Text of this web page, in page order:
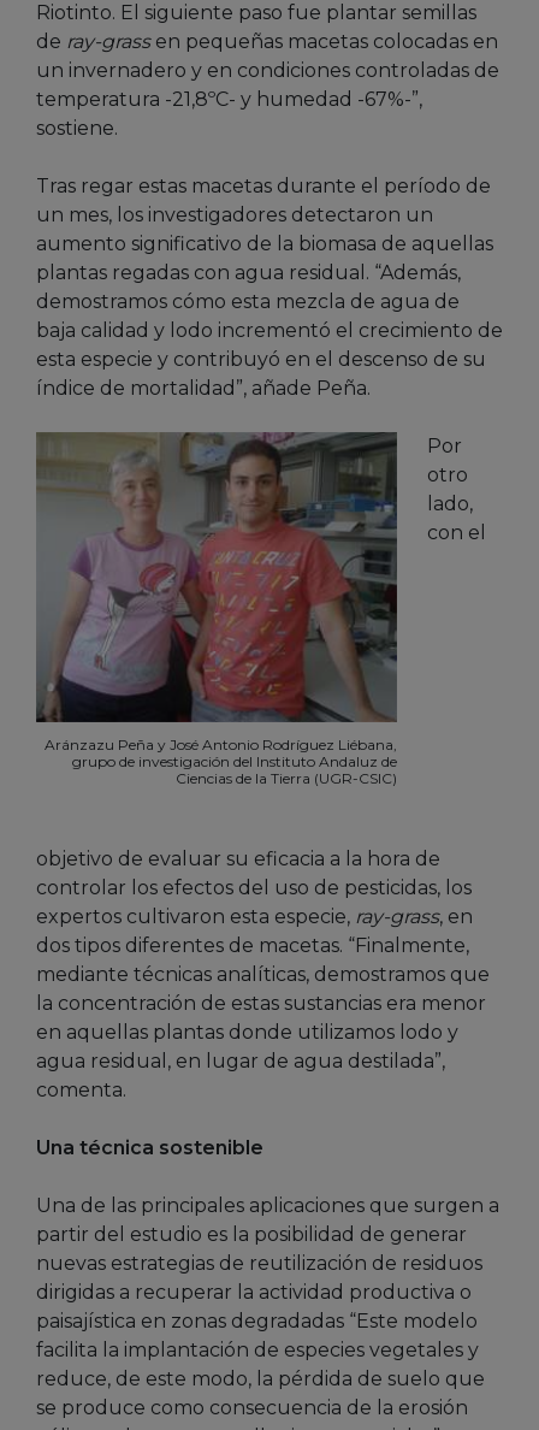
Riotinto. El siguiente paso fue plantar semillas
de ray-grassen pequeñas macetas colocadas en
un invernadero y en condiciones controladas de
temperatura -21,8ºC- y humedad -67%-”,
sostiene.
Tras regar estas macetas durante el período de
un mes, los investigadores detectaron un
aumento significativo de la biomasa de aquellas
plantas regadas con agua residual. “Además,
demostramos cómo esta mezcla de agua de
baja calidad y lodo incrementó el crecimiento de
esta especie y contribuyó en el descenso de su
índice de mortalidad”, añade Peña.
Aránzazu Peña y José Antonio Rodríguez Liébana,
grupo de investigación del Instituto Andaluz de
Ciencias de la Tierra (UGR-CSIC)
Por
otro
lado,
con el
objetivo de evaluar su eficacia a la hora de
controlar los efectos del uso de pesticidas, los
expertos cultivaron esta especie, ray-grass, en
dos tipos diferentes de macetas. “Finalmente,
mediante técnicas analíticas, demostramos que
la concentración de estas sustancias era menor
en aquellas plantas donde utilizamos lodo y
agua residual, en lugar de agua destilada”,
comenta.
Una técnica sostenible
Una de las principales aplicaciones que surgen a
partir del estudio es la posibilidad de generar
nuevas estrategias de reutilización de residuos
dirigidas a recuperar la actividad productiva o
paisajística en zonas degradadas “Este modelo
facilita la implantación de especies vegetales y
reduce, de este modo, la pérdida de suelo que
se produce como consecuencia de la erosión